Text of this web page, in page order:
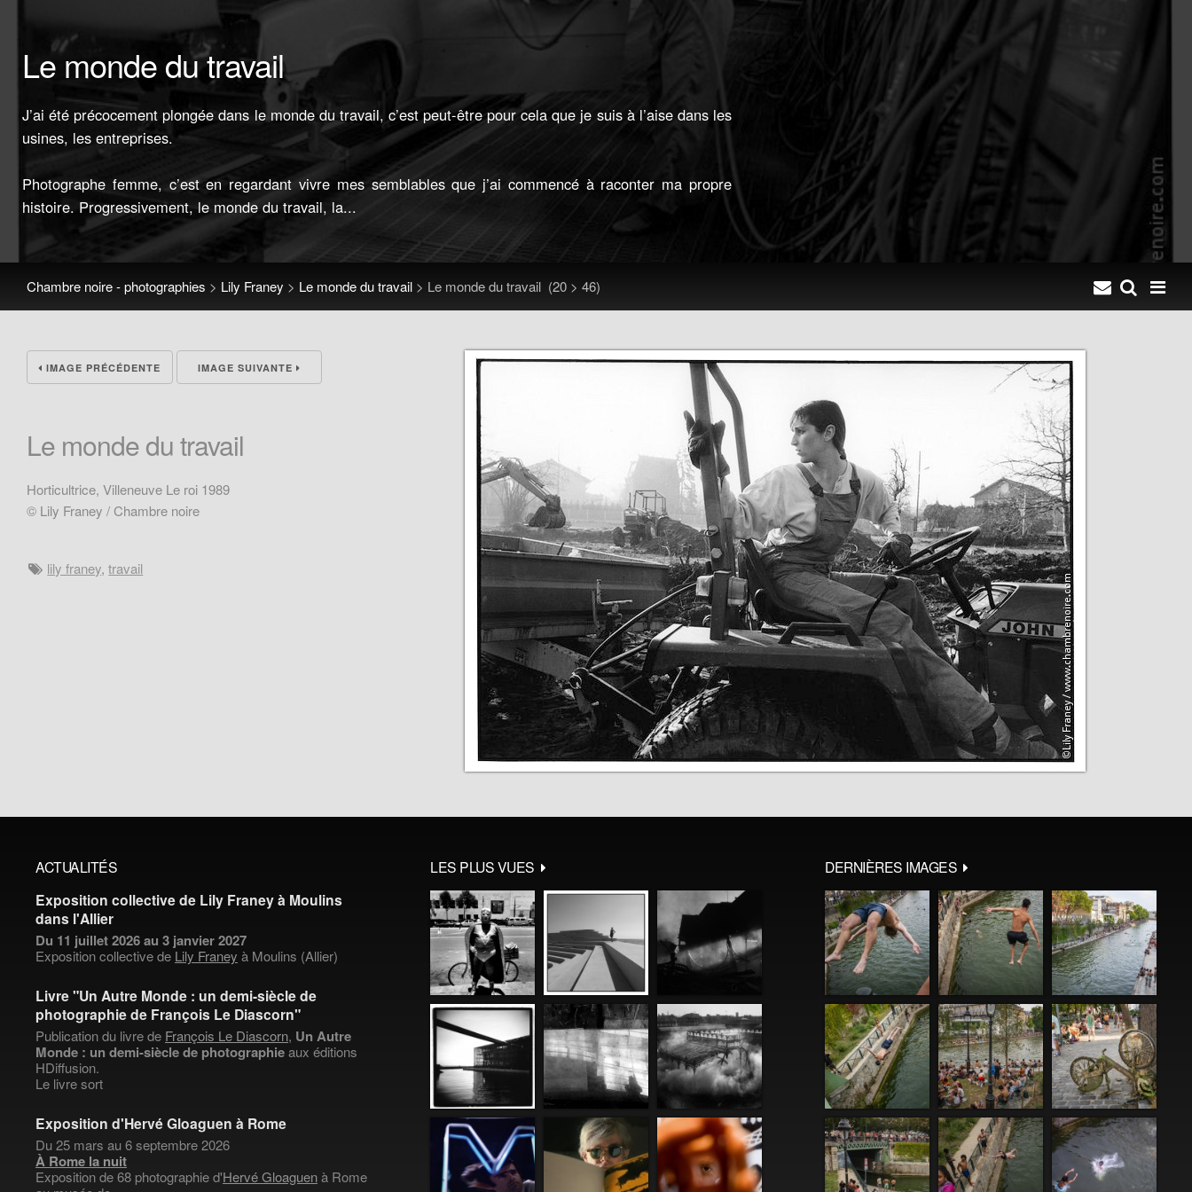
Le monde du travail
J’ai été précocement plongée dans le monde du travail, c’est peut-être pour cela que je suis à l’aise dans les
usines, les entreprises.
Photographe femme, c’est en regardant vivre mes semblables que j’ai commencé à raconter ma propre
histoire. Progressivement, le monde du travail, la...
Chambre noire - photographies > Lily Franey > Le monde du travail > Le monde du travail (20 > 46)
IMAGE PRÉCÉDENTE IMAGE SUIVANTE
Le monde du travail
Horticultrice, Villeneuve Le roi 1989
© Lily Franey / Chambre noire
lily franey,travail
ACTUALITÉS
Exposition collective de Lily Franey à Moulins
dans l'Allier
Du 11 juillet 2026 au 3 janvier 2027
Exposition collective de Lily Franey à Moulins (Allier)
Livre "Un Autre Monde : un demi-siècle de
photographie de François Le Diascorn"
Publication du livre de François Le Diascorn, Un Autre
Monde : un demi-siècle de photographieaux éditions
HDiffusion.
Le livre sort
Exposition d'Hervé Gloaguen à Rome
Du 25 mars au 6 septembre 2026
À Rome la nuit
Exposition de 68 photographie d'Hervé Gloaguenà Rome
LES PLUS VUES DERNIÈRES IMAGES